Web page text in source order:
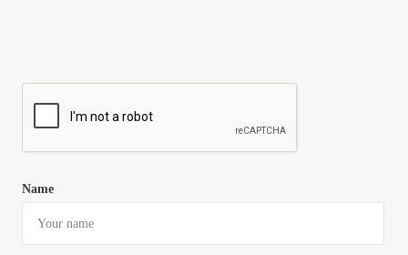
Name